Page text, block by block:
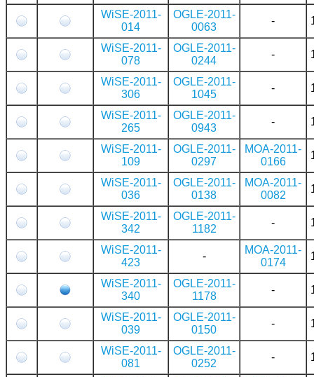
WiSE-2011-
014
OGLE-2011-
0063
-
WiSE-2011-
078
OGLE-2011-
0244
-
WiSE-2011-
306
OGLE-2011-
1045
-
WiSE-2011-
265
OGLE-2011-
0943
-
WiSE-2011-
109
OGLE-2011-
0297
MOA-2011-
0166
WiSE-2011-
036
OGLE-2011-
0138
MOA-2011-
0082
WiSE-2011-
342
OGLE-2011-
1182
-
WiSE-2011-
423
-
MOA-2011-
0174
WiSE-2011-
340
OGLE-2011-
1178
-
WiSE-2011-
039
OGLE-2011-
0150
-
WiSE-2011-
081
OGLE-2011-
0252
-